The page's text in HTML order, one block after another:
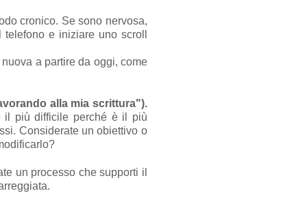
cronico. Se sono nervosa,
e iniziare uno scroll
a partire da oggi, come
alla mia scrittura").
il più difficile perché è il più
Considerate un obiettivo o
un processo che supporti il